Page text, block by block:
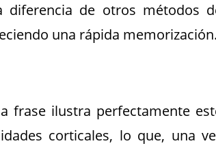
diferencia de otros métodos
una rápida memorización.
frase ilustra perfectamente
corticales, lo que, una